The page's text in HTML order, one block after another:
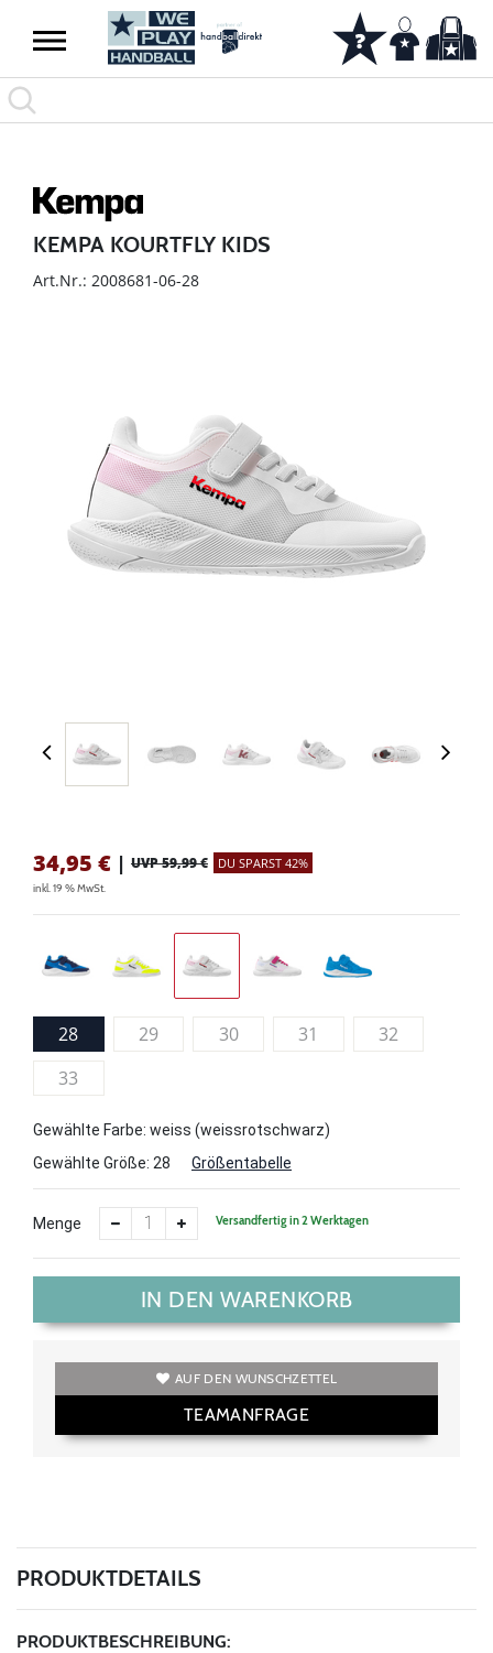
KEMPA KOURTFLY KIDS
Art.Nr.: 2008681-06-28
34,95 € | UVP 59,99 € DU SPARST 42%
inkl. 19 % MwSt.
28 29 30 31
32
33
Gewählte Farbe: weiss (weissrotschwarz)
Gewählte Größe: 28 Größentabelle
Menge Versandfertig in 2 Werktagen
IN DEN WARENKORB
AUF DEN WUNSCHZETTEL
TEAMANFRAGE
PRODUKTDETAILS
PRODUKTBESCHREIBUNG: